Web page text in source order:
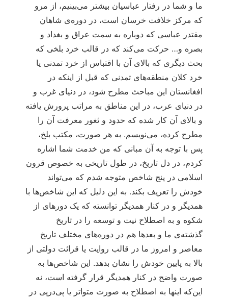
ما و شما در رفتار عباسیان بیشتر می‌بینیم، از مرو
که مرکز خلافت خرسان است، در دوره‌ی شاهان
مقتدر عباسی که دوباره به سمت عراق و بغداد و
بصره و… حرکت می‌کند که در قالب خرد بلخی که
بحث دیگری که بالای آن با اقتباس از خرد تمدنی یا
خرد کلان منطقه‌های تمدنی که قبل از اینکه در
افغانستان این مباحث مطرح شود، در دنیای غرب و
در دنیای عرب، در این مناطق به مراتب پرورش یافته
و بالای آن کار شده که حدود و ثغور معرفت آن را
مطرح کرده، می‌نویسم. به هر صورت، مکتب بلخ،
پس با توجه به آن مبانی که من خدمت شما اشاره
کردم، در دل تاریخ، در طول تاریخی به خصوص قرون
اسلامی در پنج شاخص متوجه شدم که می‌تواند
خودش را تعریف بکند. به این دلیل که این شاخص‌ها با
همدیگر و در کنار همدیگر توانسته که یک دوره‎ای از
شکوه و به اصطلاح نیت و توسعه را در تاریخ
گذشته‌ی ما و بعدها هم در دوره‌های مختلف تاریخ
معاصر و امروز ما در قالب روایت یا قرائت دولتی از
بالا به پایین خودش را نشان بدهد. این شاخص‌ها به
صورت واضح در کنار همدیگر قرار گرفته است، نه
این‌که اینها به اصطلاح به صورت متواتر یا پی‌درپی در